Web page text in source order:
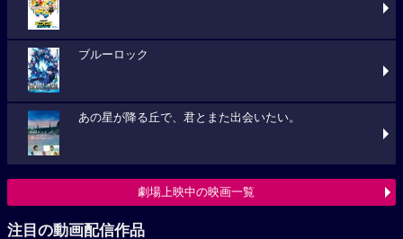
ブルーロック
あの星が降る丘で、君とまた出会いたい。
劇場上映中の映画一覧
注目の動画配信作品